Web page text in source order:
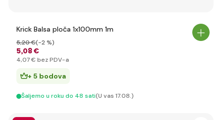
Krick Balsa ploča 1x100mm 1m
5,08 €
5,20 €(-2 %)
4,07 € bez PDV-a
+ 5 bodova
Šaljemo u roku do 48 sati(U vas 17.08.)